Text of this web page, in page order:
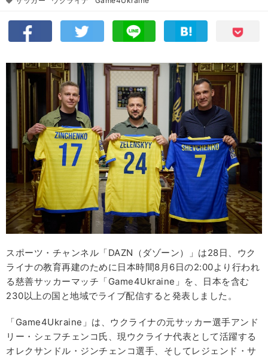
スポーツ・チャンネル「DAZN（ダゾーン）」は28日、ウク
ライナの教育再建のために日本時間8月6日の2:00より行われ
る慈善サッカーマッチ「Game4Ukraine」を、日本を含む
230以上の国と地域でライブ配信すると発表しました。
「Game4Ukraine」は、ウクライナの元サッカー選手アンド
リー・シェフチェンコ氏、現ウクライナ代表として活躍する
オレクサンドル・ジンチェンコ選手、そしてレジェンド・サ